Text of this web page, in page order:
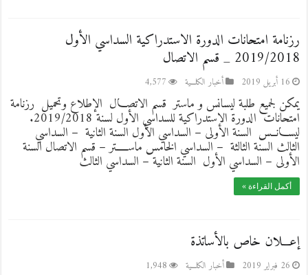
رزنامة امتحانات الدورة الاستدراكية السداسي الأول
2019/2018 _ قسم الاتصال
16 أبريل 2019 أخبار الكلـــية 4,577
يمكن لجميع طلبة ليسانس و ماستر قسم الاتصـــال الإطلاع وتحميل رزنامة
امتحانات الدورة الاستدراكية للسداسي الأول لسنة 2019/2018.
ليســـانــس السنة الأولى – السداسي الأول السنة الثانية – السداسي
الثالث السنة الثالثة – السداسي الخامس ماســـــتر – قسم الاتصال السنة
الأولى – السداسي الأول السنة الثانية – السداسي الثالث
أكمل القراءة »
إعـــلان خاص بالأساتذة
26 فبراير 2019 أخبار الكلـــية 1,948